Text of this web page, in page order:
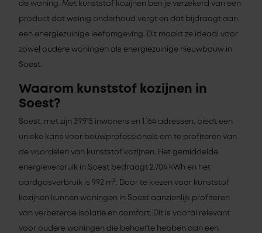
de woning. Met kunststof kozijnen ben je verzekerd van een
product dat weinig onderhoud vergt en dat bijdraagt aan
een energiezuinige leefomgeving. Dit maakt ze ideaal voor
zowel oudere woningen als energiezuinige nieuwbouw in
Soest.
Waarom kunststof kozijnen in
Soest?
Soest, met zijn 39.915 inwoners en 1.164 adressen, biedt een
unieke kans voor bouwprofessionals om te profiteren van
de voordelen van kunststof kozijnen. Het gemiddelde
energieverbruik in Soest bedraagt 2.704 kWh en het
aardgasverbruik is 992 m³. Door te kiezen voor kunststof
kozijnen kunnen woningen in Soest aanzienlijk profiteren
van verbeterde isolatie en comfort. Dit is vooral relevant
voor oudere woningen die behoefte hebben aan een